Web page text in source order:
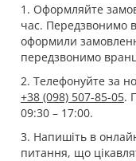
1. Оформляйте
час. Передзвонимо
оформили
передзвонимо
2. Телефонуйте за
+38 (098) 507-85-05.
09:30 – 17:00.
3. Напишіть в
питання, що